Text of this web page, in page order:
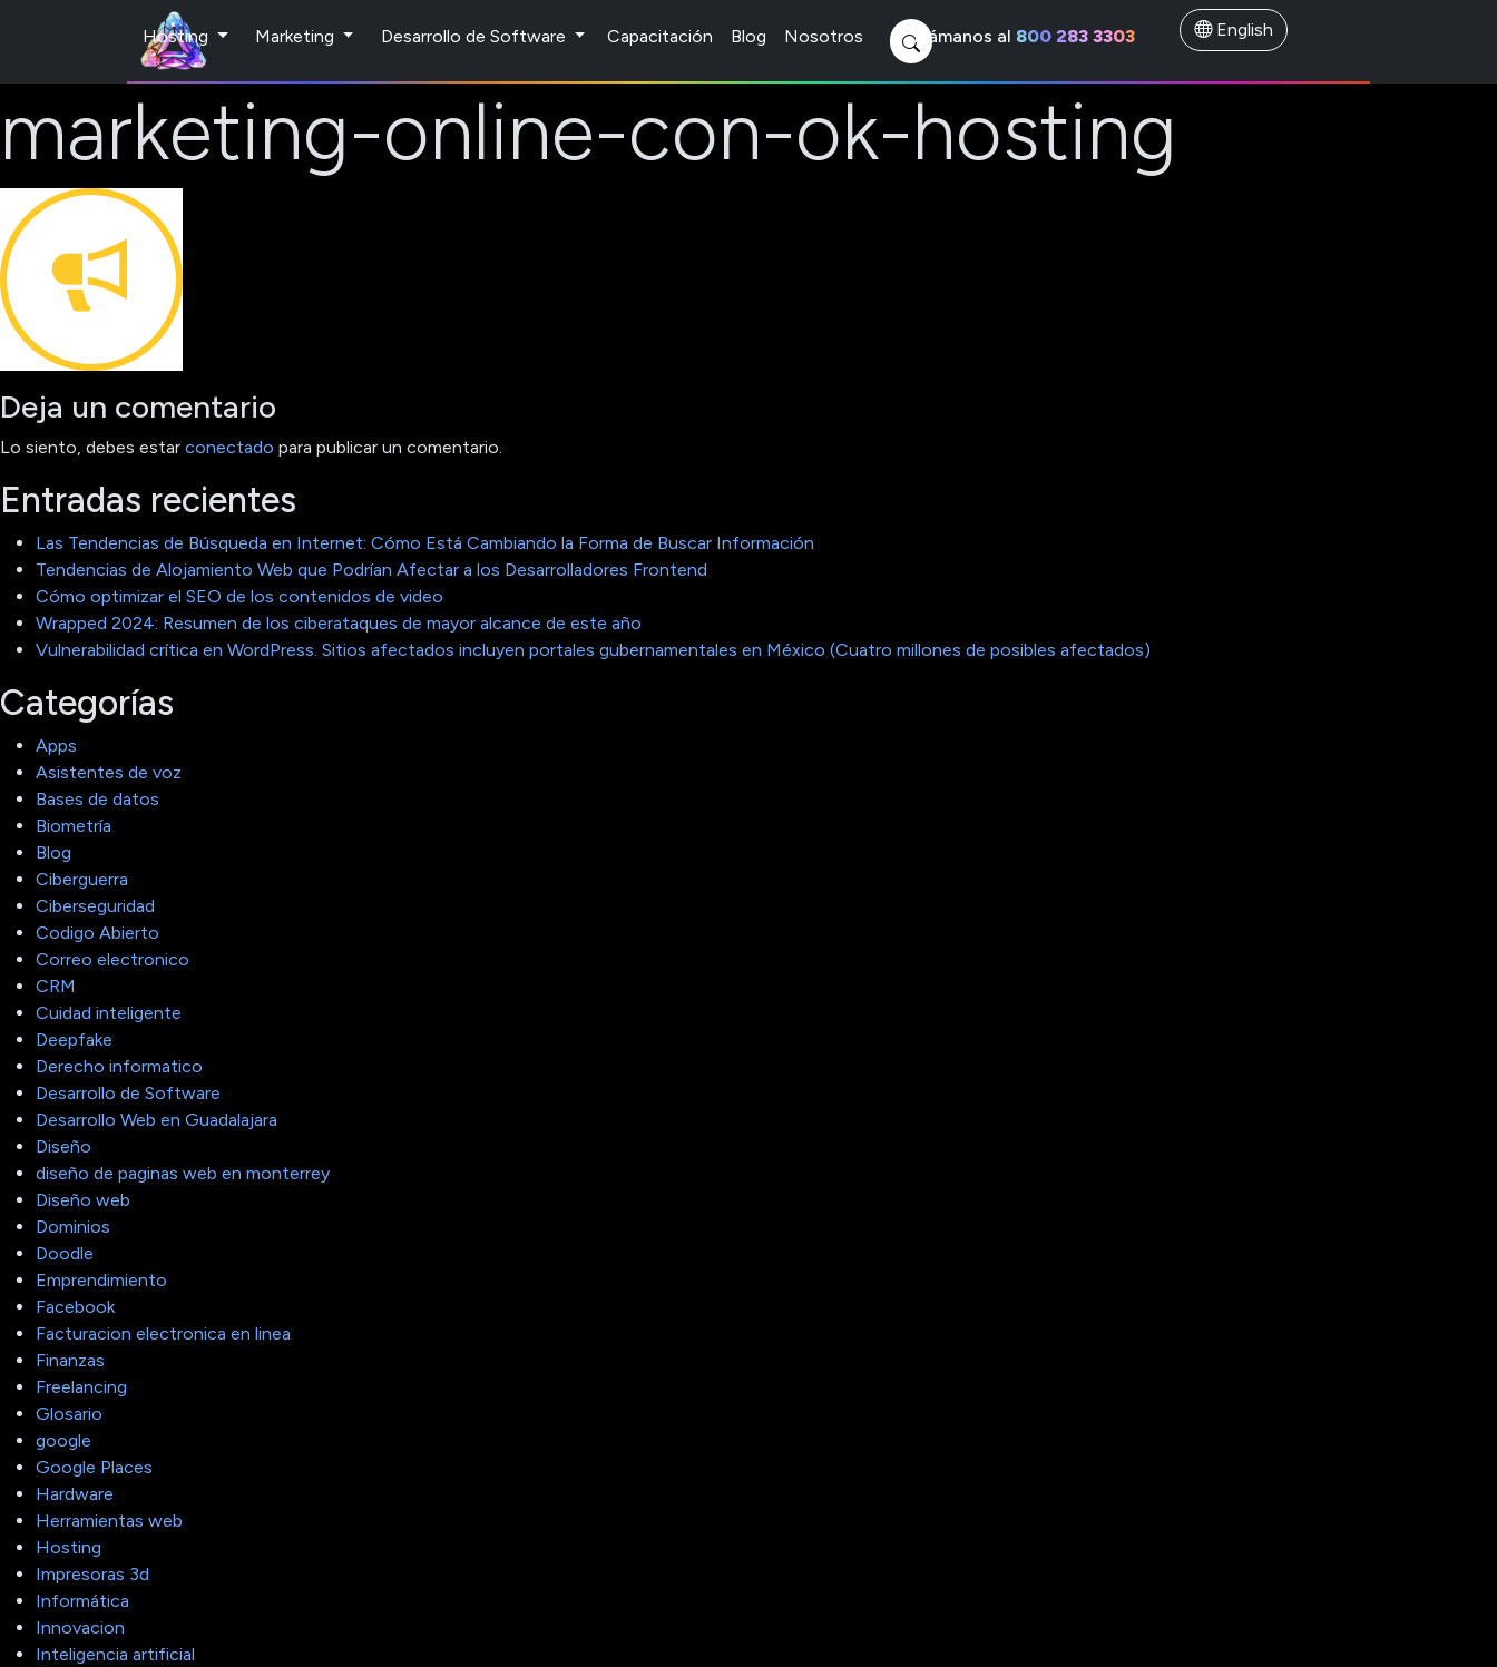
Hosting Marketing Desarrollo de Software Capacitación Blog Nosotros Llámanos al 800 283 3303 English
marketing-online-con-ok-hosting
Deja un comentario
Lo siento, debes estar conectado para publicar un comentario.
Entradas recientes
Las Tendencias de Búsqueda en Internet: Cómo Está Cambiando la Forma de Buscar Información
Tendencias de Alojamiento Web que Podrían Afectar a los Desarrolladores Frontend
Cómo optimizar el SEO de los contenidos de video
Wrapped 2024: Resumen de los ciberataques de mayor alcance de este año
Vulnerabilidad crítica en WordPress. Sitios afectados incluyen portales gubernamentales en México (Cuatro millones de posibles afectados)
Categorías
Apps
Asistentes de voz
Bases de datos
Biometría
Blog
Ciberguerra
Ciberseguridad
Codigo Abierto
Correo electronico
CRM
Cuidad inteligente
Deepfake
Derecho informatico
Desarrollo de Software
Desarrollo Web en Guadalajara
Diseño
diseño de paginas web en monterrey
Diseño web
Dominios
Doodle
Emprendimiento
Facebook
Facturacion electronica en linea
Finanzas
Freelancing
Glosario
google
Google Places
Hardware
Herramientas web
Hosting
Impresoras 3d
Informática
Innovacion
Inteligencia artificial